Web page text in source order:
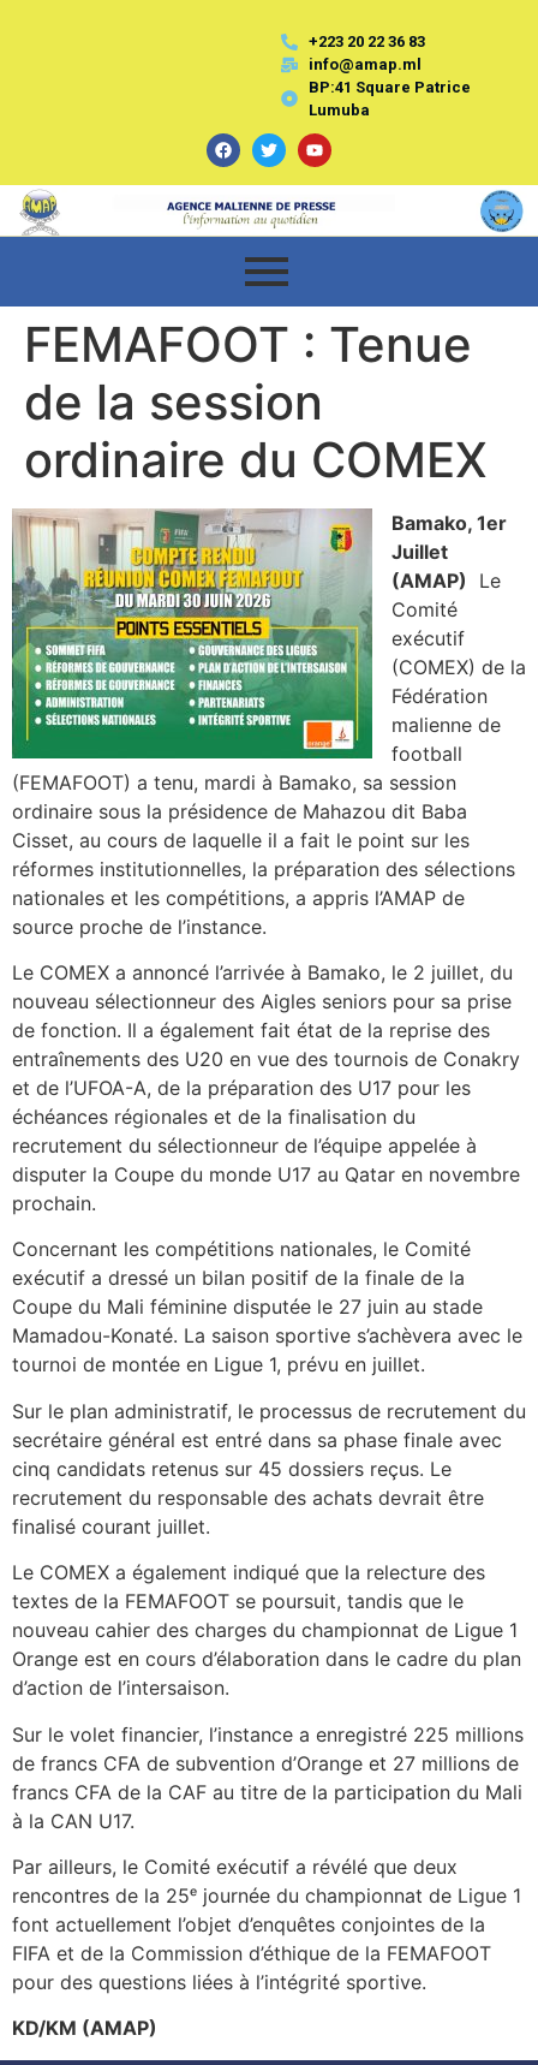
+223 20 22 36 83
info@amap.ml
BP:41 Square Patrice
Lumuba
FEMAFOOT : Tenue
de la session
ordinaire du COMEX
Bamako, 1er
Juillet
(AMAP) Le
Comité
exécutif
(COMEX) de la
Fédération
malienne de
football
(FEMAFOOT) a tenu, mardi à Bamako, sa session
ordinaire sous la présidence de Mahazou dit Baba
Cisset, au cours de laquelle il a fait le point sur les
réformes institutionnelles, la préparation des sélections
nationales et les compétitions, a appris l’AMAP de
source proche de l’instance.
Le COMEX a annoncé l’arrivée à Bamako, le 2 juillet, du
nouveau sélectionneur des Aigles seniors pour sa prise
de fonction. Il a également fait état de la reprise des
entraînements des U20 en vue des tournois de Conakry
et de l’UFOA-A, de la préparation des U17 pour les
échéances régionales et de la finalisation du
recrutement du sélectionneur de l’équipe appelée à
disputer la Coupe du monde U17 au Qatar en novembre
prochain.
Concernant les compétitions nationales, le Comité
exécutif a dressé un bilan positif de la finale de la
Coupe du Mali féminine disputée le 27 juin au stade
Mamadou-Konaté. La saison sportive s’achèvera avec le
tournoi de montée en Ligue 1, prévu en juillet.
Sur le plan administratif, le processus de recrutement du
secrétaire général est entré dans sa phase finale avec
cinq candidats retenus sur 45 dossiers reçus. Le
recrutement du responsable des achats devrait être
finalisé courant juillet.
Le COMEX a également indiqué que la relecture des
textes de la FEMAFOOT se poursuit, tandis que le
nouveau cahier des charges du championnat de Ligue 1
Orange est en cours d’élaboration dans le cadre du plan
d’action de l’intersaison.
Sur le volet financier, l’instance a enregistré 225 millions
de francs CFA de subvention d’Orange et 27 millions de
francs CFA de la CAF au titre de la participation du Mali
à la CAN U17.
Par ailleurs, le Comité exécutif a révélé que deux
rencontres de la 25ᵉ journée du championnat de Ligue 1
font actuellement l’objet d’enquêtes conjointes de la
FIFA et de la Commission d’éthique de la FEMAFOOT
pour des questions liées à l’intégrité sportive.
KD/KM (AMAP)